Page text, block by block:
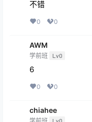
不错
0 0
AWM
学前班 Lv0
6
0 0
chiahee